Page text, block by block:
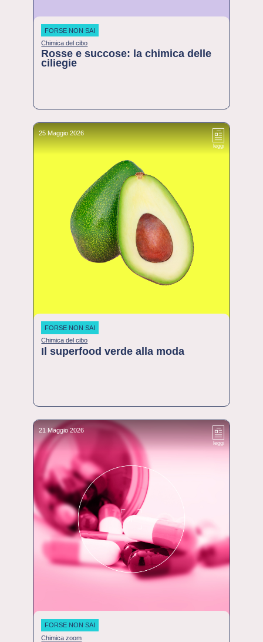
FORSE NON SAI
Chimica del cibo
Rosse e succose: la chimica delle
ciliegie
25 Maggio 2026
leggi
FORSE NON SAI
Chimica del cibo
Il superfood verde alla moda
21 Maggio 2026
leggi
FORSE NON SAI
Chimica zoom